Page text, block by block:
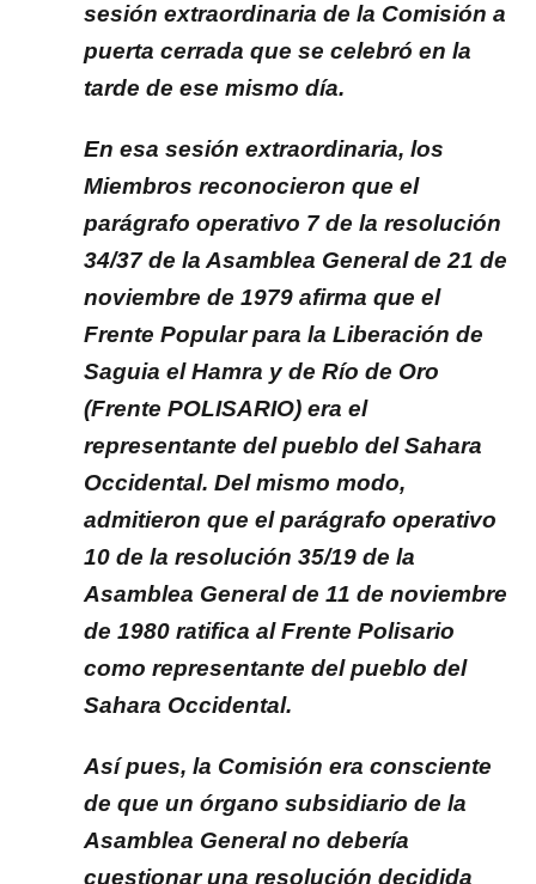
sesión extraordinaria de la Comisión a
puerta cerrada que se celebró en la
tarde de ese mismo día.
En esa sesión extraordinaria, los
Miembros reconocieron que el
parágrafo operativo 7 de la resolución
34/37 de la Asamblea General de 21 de
noviembre de 1979 afirma que el
Frente Popular para la Liberación de
Saguia el Hamra y de Río de Oro
(Frente POLISARIO) era el
representante del pueblo del Sahara
Occidental. Del mismo modo,
admitieron que el parágrafo operativo
10 de la resolución 35/19 de la
Asamblea General de 11 de noviembre
de 1980 ratifica al Frente Polisario
como representante del pueblo del
Sahara Occidental.
Así pues, la Comisión era consciente
de que un órgano subsidiario de la
Asamblea General no debería
cuestionar una resolución decidida